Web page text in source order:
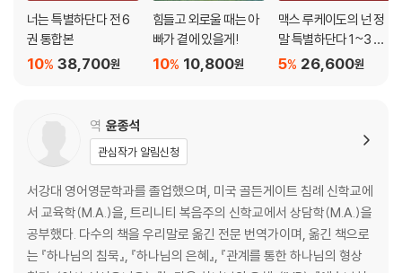
너는 특별하단다 전 6
권 통합본
38,700원
10%
힘들고 외로울 때는 아
빠가 곁에 있을게!
10,800원
10%
맥스 루케이도의 넌 정
말 특별하단다 1~3 세
트
26,600원
5%
역 윤종석
관심작가 알림신청
서강대 영어영문학과를 졸업했으며, 미국 골든게이트 침례 신학교에
서 교육학(M.A.)을, 트리니티 복음주의 신학교에서 상담학(M.A.)을
공부했다. 다수의 책을 우리말로 옮긴 전문 번역가이며, 옮긴 책으로
는 『하나님의 침묵』, 『하나님의 은혜』, 『관계를 통한 하나님의 형상